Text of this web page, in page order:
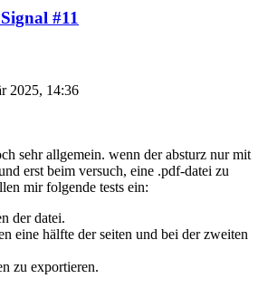
#11
2025, 14:36
sehr allgemein. wenn der absturz nur mit
erst beim versuch, eine .pdf-datei zu
mir folgende tests ein:
der datei.
eine hälfte der seiten und bei der zweiten
zu exportieren.